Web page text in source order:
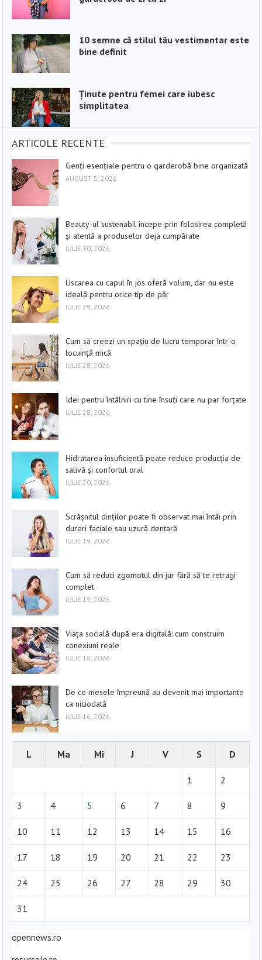
10 semne că stilul tău vestimentar este
bine definit
Ținute pentru femei care iubesc
simplitatea
ARTICOLE RECENTE
Genți esențiale pentru o garderobă bine organizată
AUGUST 5, 2026
Beauty-ul sustenabil începe prin folosirea completă
și atentă a produselor deja cumpărate
IULIE 30, 2026
Uscarea cu capul în jos oferă volum, dar nu este
ideală pentru orice tip de păr
IULIE 29, 2026
Cum să creezi un spațiu de lucru temporar într-o
locuință mică
IULIE 28, 2026
Idei pentru întâlniri cu tine însuți care nu par forțate
IULIE 28, 2026
Hidratarea insuficientă poate reduce producția de
salivă și confortul oral
IULIE 20, 2026
Scrâșnitul dinților poate fi observat mai întâi prin
dureri faciale sau uzură dentară
IULIE 19, 2026
Cum să reduci zgomotul din jur fără să te retragi
complet
IULIE 19, 2026
Viața socială după era digitală: cum construim
conexiuni reale
IULIE 18, 2026
De ce mesele împreună au devenit mai importante
ca niciodată
IULIE 16, 2026
L Ma Mi J V S D
1 2
3 4 5 6 7 8 9
10 11 12 13 14 15 16
17 18 19 20 21 22 23
24 25 26 27 28 29 30
31
opennews.ro